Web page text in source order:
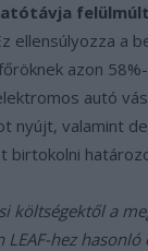
ellensúlyozza a
azon
autó
nyújt, valamint
birtokolni
költségektől a
LEAF-hez